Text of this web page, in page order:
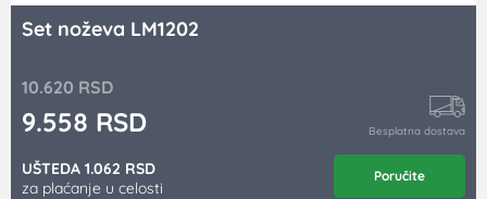
Set noževa LM1202
10.620 RSD
9.558 RSD Besplatna dostava
UŠTEDA 1.062 RSD
za plaćanje u celosti
Poručite